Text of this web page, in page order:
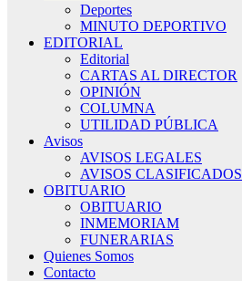
Deportes
MINUTO DEPORTIVO
EDITORIAL
Editorial
CARTAS AL DIRECTOR
OPINIÓN
COLUMNA
UTILIDAD PÚBLICA
Avisos
AVISOS LEGALES
AVISOS CLASIFICADOS
OBITUARIO
OBITUARIO
INMEMORIAM
FUNERARIAS
Quienes Somos
Contacto